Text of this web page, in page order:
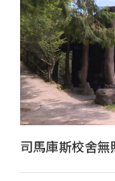
司馬庫斯校舍